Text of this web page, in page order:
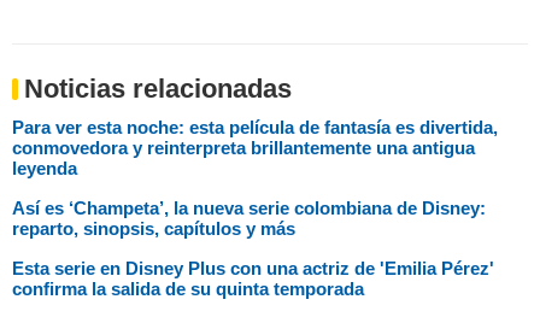
Noticias relacionadas
Para ver esta noche: esta película de fantasía es divertida,
conmovedora y reinterpreta brillantemente una antigua
leyenda
Así es ‘Champeta’, la nueva serie colombiana de Disney:
reparto, sinopsis, capítulos y más
Esta serie en Disney Plus con una actriz de 'Emilia Pérez'
confirma la salida de su quinta temporada